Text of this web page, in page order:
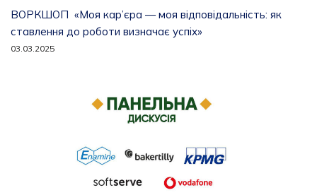
ВОРКШОП «Моя кар’єра — моя відповідальність: як
ставлення до роботи визначає успіх»
03.03.2025